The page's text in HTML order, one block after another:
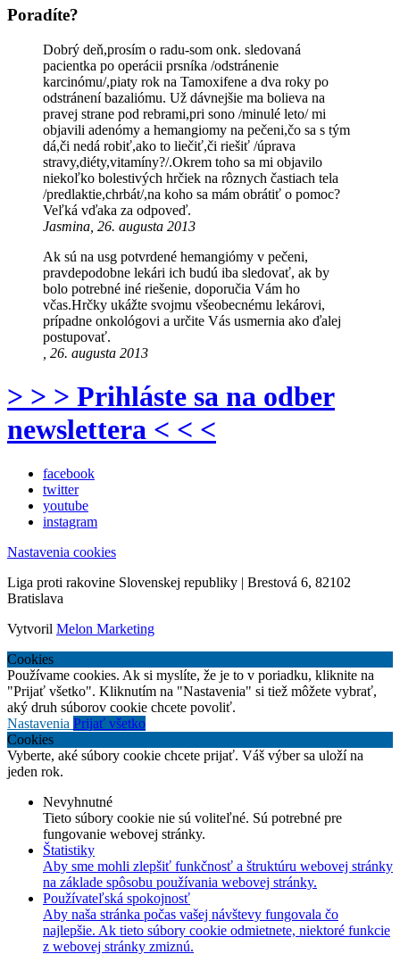
Poradíte?
Dobrý deň,prosím o radu-som onk. sledovaná
pacientka po operácii prsníka /odstránenie
karcinómu/,piaty rok na Tamoxifene a dva roky po
odstránení bazaliómu. Už dávnejšie ma bolieva na
pravej strane pod rebrami,pri sono /minulé leto/ mi
objavili adenómy a hemangiomy na pečeni,čo sa s tým
dá,či nedá robiť,ako to liečiť,či riešiť /úprava
stravy,diéty,vitamíny?/.Okrem toho sa mi objavilo
niekoľko bolestivých hrčiek na rôznych častiach tela
/predlaktie,chrbát/,na koho sa mám obrátiť o pomoc?
Veľká vďaka za odpoveď.
Jasmina, 26. augusta 2013
Ak sú na usg potvrdené hemangiómy v pečeni,
pravdepodobne lekári ich budú iba sledovať, ak by
bolo potrebné iné riešenie, doporučia Vám ho
včas.Hrčky ukážte svojmu všeobecnému lekárovi,
prípadne onkológovi a určite Vás usmernia ako ďalej
postupovať.
, 26. augusta 2013
> > > Prihláste sa na odber
newslettera < < <
facebook
twitter
youtube
instagram
Nastavenia cookies
Liga proti rakovine Slovenskej republiky | Brestová 6, 82102
Bratislava
Vytvoril Melon Marketing
Cookies
Používame cookies. Ak si myslíte, že je to v poriadku, kliknite na
"Prijať všetko". Kliknutím na "Nastavenia" si tiež môžete vybrať,
aký druh súborov cookie chcete povoliť.
Nastavenia Prijať všetko
Cookies
Vyberte, aké súbory cookie chcete prijať. Váš výber sa uloží na
jeden rok.
Nevyhnutné
Tieto súbory cookie nie sú voliteľné. Sú potrebné pre
fungovanie webovej stránky.
Štatistiky
Aby sme mohli zlepšiť funkčnosť a štruktúru webovej stránky
na základe spôsobu používania webovej stránky.
Používateľská spokojnosť
Aby naša stránka počas vašej návštevy fungovala čo
najlepšie. Ak tieto súbory cookie odmietnete, niektoré funkcie
z webovej stránky zmiznú.